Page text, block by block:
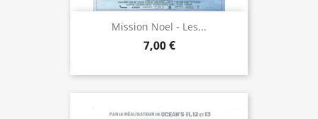
Mission Noel - Les...
7,00 €